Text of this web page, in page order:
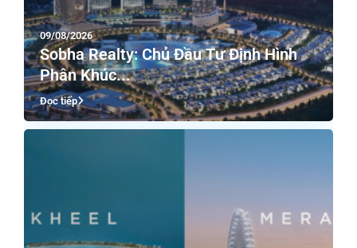
09/08/2026
Sobha Realty: Chủ Đầu Tư Định Hình
Phân Khúc...
Đọc tiếp